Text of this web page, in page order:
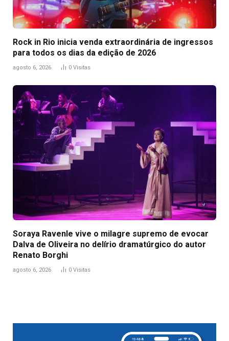
Rock in Rio inicia venda extraordinária de ingressos
para todos os dias da edição de 2026
agosto 6, 2026 0 Visitas
Soraya Ravenle vive o milagre supremo de evocar
Dalva de Oliveira no delírio dramatúrgico do autor
Renato Borghi
agosto 6, 2026 0 Visitas